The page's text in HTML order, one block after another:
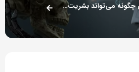
هوش مصنوعی چگونه می‌تواند بشریت را نابود کند؟